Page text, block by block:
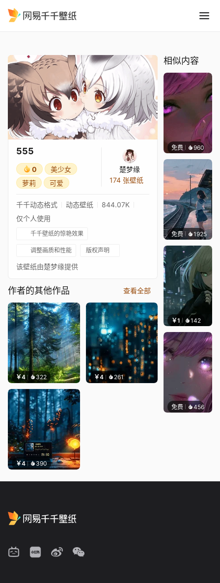
555
0
美少女
萝莉
可爱
楚梦缘
174 张壁纸
千千动态格式 动态壁纸
844.07K
仅个人使用
千千壁纸的惊艳效果
调整画质和性能 版权声明
该壁纸由楚梦缘提供
作者的其他作品 查看全部
￥4 322 ￥4 261
￥4 390
相似内容
免费 960辰东
免费 1925辰东
￥1 142
免费 456辰东